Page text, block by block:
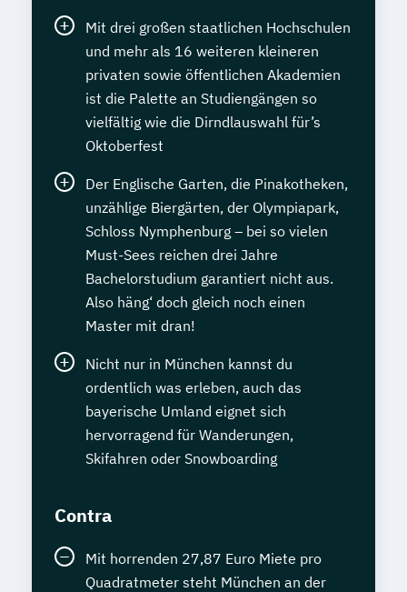
Mit drei großen staatlichen Hochschulen
und mehr als 16 weiteren kleineren
privaten sowie öffentlichen Akademien
ist die Palette an Studiengängen so
vielfältig wie die Dirndlauswahl für’s
Oktoberfest
Der Englische Garten, die Pinakotheken,
unzählige Biergärten, der Olympiapark,
Schloss Nymphenburg – bei so vielen
Must-Sees reichen drei Jahre
Bachelorstudium garantiert nicht aus.
Also häng‘ doch gleich noch einen
Master mit dran!
Nicht nur in München kannst du
ordentlich was erleben, auch das
bayerische Umland eignet sich
hervorragend für Wanderungen,
Skifahren oder Snowboarding
Contra
Mit horrenden 27,87 Euro Miete pro
Quadratmeter steht München an der